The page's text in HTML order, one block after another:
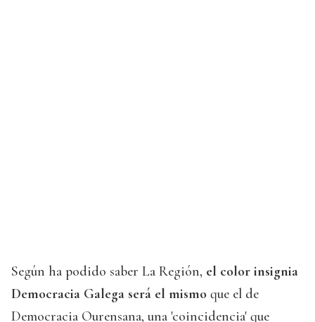
Según ha podido saber La Región, el color insignia
Democracia Galega será el mismo que el de
Democracia Ourensana, una 'coincidencia' que